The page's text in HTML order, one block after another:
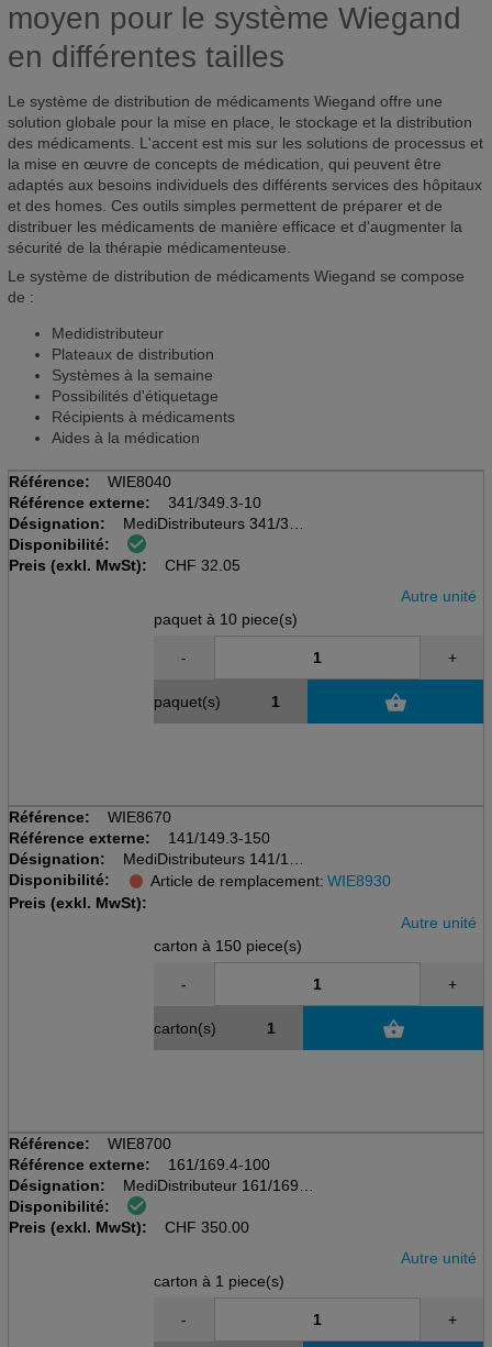
moyen pour le système Wiegand
en différentes tailles
Le système de distribution de médicaments Wiegand offre une
solution globale pour la mise en place, le stockage et la distribution
des médicaments. L'accent est mis sur les solutions de processus et
la mise en œuvre de concepts de médication, qui peuvent être
adaptés aux besoins individuels des différents services des hôpitaux
et des homes. Ces outils simples permettent de préparer et de
distribuer les médicaments de manière efficace et d'augmenter la
sécurité de la thérapie médicamenteuse.
Le système de distribution de médicaments Wiegand se compose
de :
Medidistributeur
Plateaux de distribution
Systèmes à la semaine
Possibilités d'étiquetage
Récipients à médicaments
Aides à la médication
Référence:
WIE8040
Référence externe:
341/349.3-10
Désignation:
MediDistributeurs 341/349
pack à 10 pcs
avec couvercle coulissant
Disponibilité:
Preis (exkl. MwSt):
CHF 32.05
Autre unité
paquet à 10 piece(s)
- +
paquet(s)
Référence:
WIE8670
Référence externe:
141/149.3-150
Désignation:
MediDistributeurs 141/149
carton à 150 pcs
avec couvercle coulissant
Disponibilité: Article de remplacement: WIE8930
Preis (exkl. MwSt):
Autre unité
carton à 150 piece(s)
- +
carton(s)
Référence:
WIE8700
Référence externe:
161/169.4-100
Désignation:
MediDistributeur 161/169
Carton à 100 pcs
Avec couvercle coulissant et 4 séparations
Disponibilité:
Preis (exkl. MwSt):
CHF 350.00
Autre unité
carton à 1 piece(s)
- +